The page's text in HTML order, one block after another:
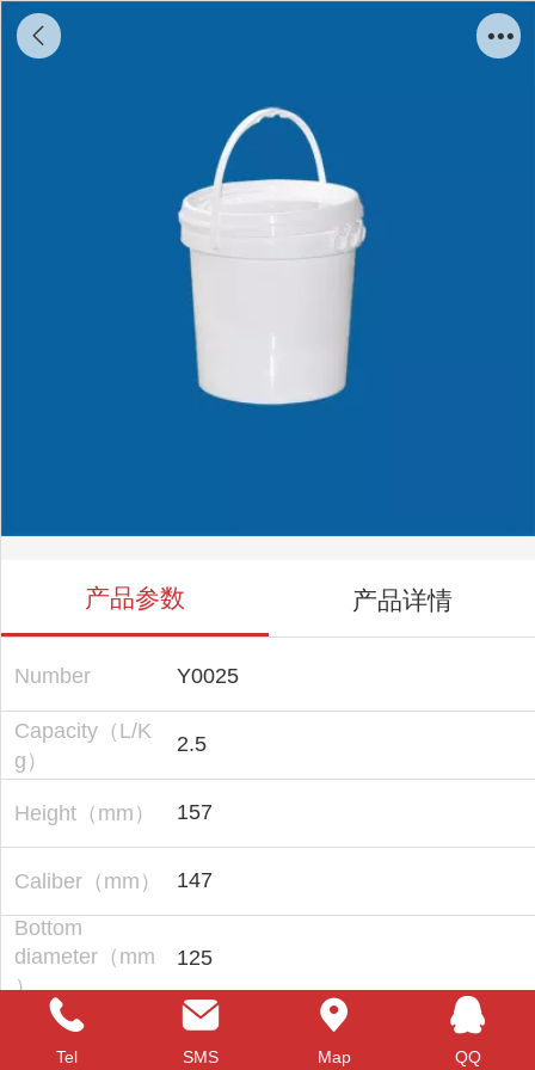
产品参数 产品详情
Number Y0025
Capacity（L/K
g）
2.5
Height（mm） 157
Caliber（mm）
147
Bottom
diameter（mm
）
125
Product
Guangzhou Baide Plastic Processing
Factory specializing in the production
of 1L ~ 30L (1kg ~ 30kg) plastic
Tel SMS Map QQ